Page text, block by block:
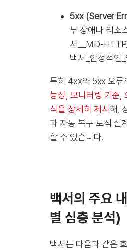
5xx (Server
부 장애나 리소
서__MD-
백서_안정적인
특히 4xx와 5xx 오
능성, 모니터링 기준,
식을 상세히 제시해,
과 자동 복구 로직 설
할 수 있습니다.
백서의 주요
별 심층 분석)
백서는 다음과 같은